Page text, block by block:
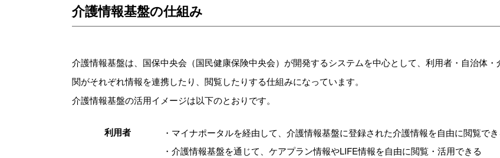
介護情報基盤の仕組み
介護情報基盤は、国保中央会（国民健康保険中央会）が開発するシステムを中心として、利用者・自治体
関がそれぞれ情報を連携したり、閲覧したりする仕組みになっています。
介護情報基盤の活用イメージは以下のとおりです。
利用者 ・マイナポータルを経由して、介護情報基盤に登録された介護情報を自由に閲覧でき
・介護情報基盤を通じて、ケアプラン情報やLIFE情報を自由に閲覧・活用できる